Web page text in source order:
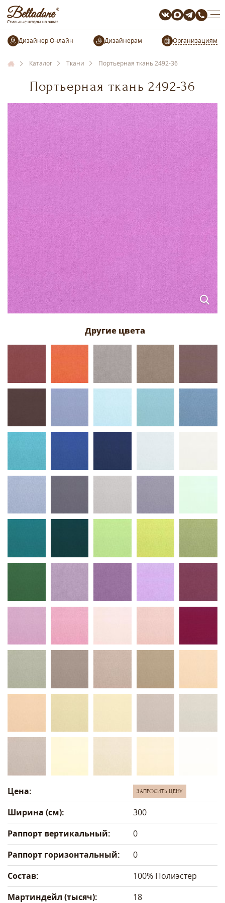
Организациям
Каталог Ткани Портьерная ткань 2492-36
Портьерная ткань 2492-36
Цена: ЗАПРОСИТЬ ЦЕНУ
Ширина (см):
300
Раппорт вертикальный:
0
Раппорт горизонтальный:
0
Состав:
100% Полиэстер
Мартиндейл (тысяч):
18